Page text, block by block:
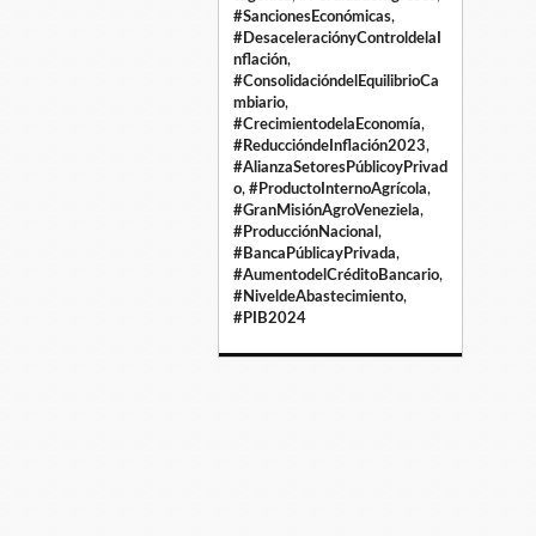
#SancionesEconómicas,
#DesaceleraciónyControldelaI
nflación,
#ConsolidacióndelEquilibrioCa
mbiario,
#CrecimientodelaEconomía,
#ReduccióndeInflación2023,
#AlianzaSetoresPúblicoyPrivad
o, #ProductoInternoAgrícola,
#GranMisiónAgroVeneziela,
#ProducciónNacional ,
#BancaPúblicayPrivada,
#AumentodelCréditoBancario,
#NiveldeAbastecimiento,
#PIB2024